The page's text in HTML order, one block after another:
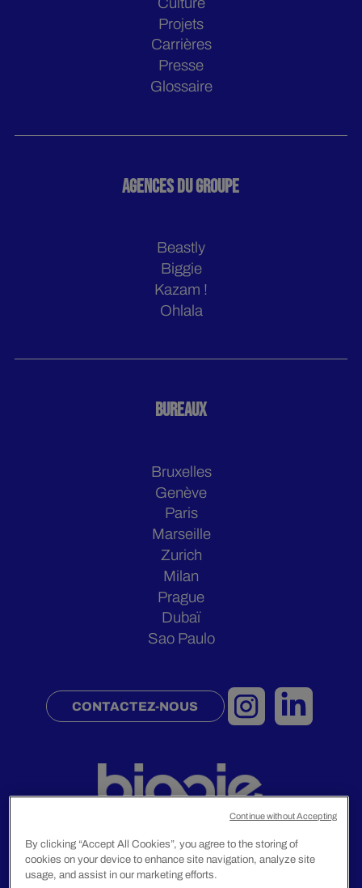
Projets
Carrières
Presse
Glossaire
AGENCES DU GROUPE
Beastly
Biggie
Kazam !
Ohlala
BUREAUX
Bruxelles
Genève
Paris
Marseille
Zurich
Milan
Prague
Dubaï
Sao Paulo
CONTACTEZ-NOUS
Mentions Légales
By clicking “Accept All Cookies”, you agree to the storing of
cookies on your device to enhance site navigation, analyze site
usage, and assist in our marketing efforts.
Continue without Accepting